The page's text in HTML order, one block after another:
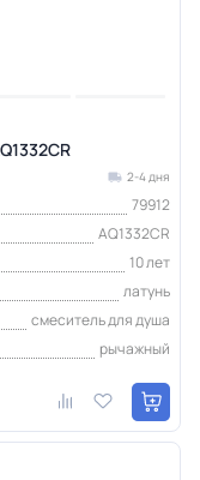
2-4 дня
79912
AQ1332CR
10 лет
латунь
смеситель для душа
рычажный